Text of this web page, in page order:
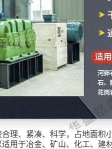
理、紧凑、科学，占地面积
用于冶金、矿山、化工、建